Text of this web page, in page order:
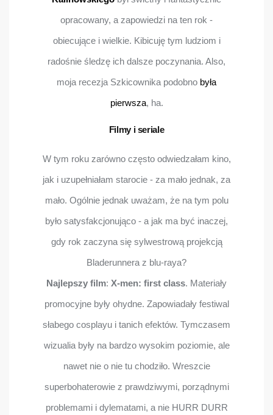
opracowany, a zapowiedzi na ten rok -
obiecujące i wielkie. Kibicuję tym ludziom i
radośnie śledzę ich dalsze poczynania. Also,
moja recezja Szkicownika podobno była
pierwsza, ha.
Filmy i seriale
W tym roku zarówno często odwiedzałam kino,
jak i uzupełniałam starocie - za mało jednak, za
mało. Ogólnie jednak uważam, że na tym polu
było satysfakcjonująco - a jak ma być inaczej,
gdy rok zaczyna się sylwestrową projekcją
Bladerunnera z blu-raya?
Najlepszy film: X-men: first class. Materiały
promocyjne były ohydne. Zapowiadały festiwal
słabego cosplayu i tanich efektów. Tymczasem
wizualia były na bardzo wysokim poziomie, ale
nawet nie o nie tu chodziło. Wreszcie
superbohaterowie z prawdziwymi, porządnymi
problemami i dylematami, a nie HURR DURR